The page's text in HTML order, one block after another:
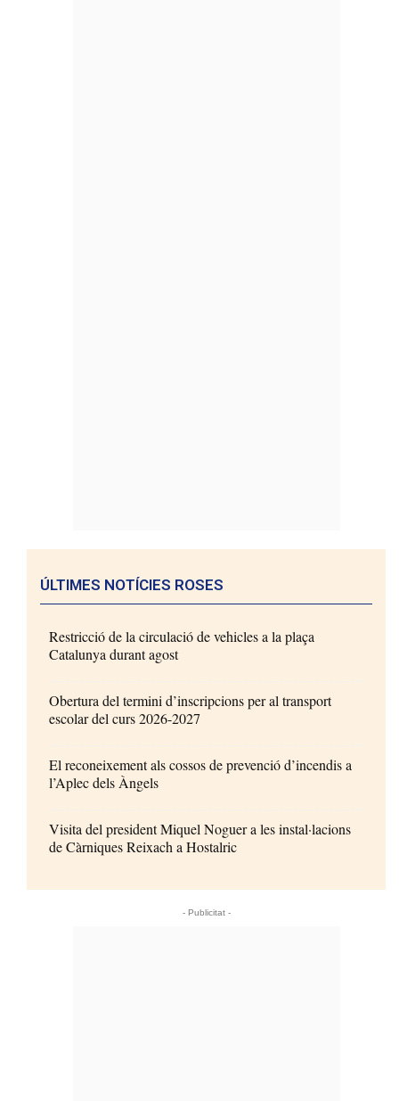
ÚLTIMES NOTÍCIES ROSES
Restricció de la circulació de vehicles a la plaça
Catalunya durant agost
Obertura del termini d’inscripcions per al transport
escolar del curs 2026-2027
El reconeixement als cossos de prevenció d’incendis a
l’Aplec dels Àngels
Visita del president Miquel Noguer a les instal·lacions
de Càrniques Reixach a Hostalric
- Publicitat -